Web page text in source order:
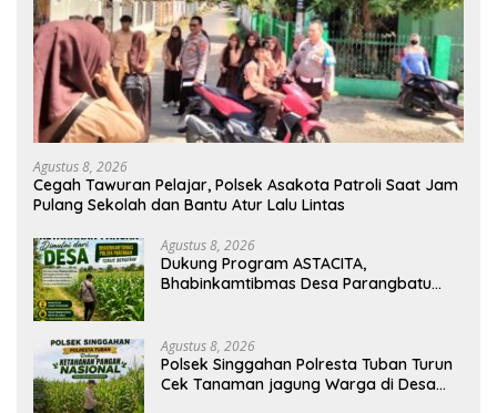
Agustus 8, 2026
Cegah Tawuran Pelajar, Polsek Asakota Patroli Saat Jam
Pulang Sekolah dan Bantu Atur Lalu Lintas
Agustus 8, 2026
Dukung Program ASTACITA,
Bhabinkamtibmas Desa Parangbatu
Di Desa Parangbatu Kec. Parengan
Agustus 8, 2026
Polsek Singgahan Polresta Tuban Turun
Cek Tanaman jagung Warga di Desa